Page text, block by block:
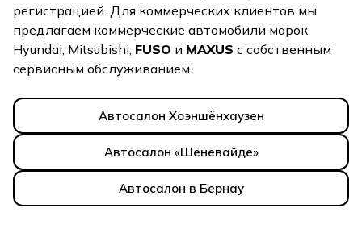
регистрацией. Для коммерческих клиентов мы
предлагаем коммерческие автомобили марок
Hyundai, Mitsubishi, FUSO и MAXUS с собственным
сервисным обслуживанием.
Автосалон Хоэншёнхаузен
Автосалон «Шёневайде»
Автосалон в Бернау